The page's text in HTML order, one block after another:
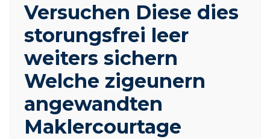
Versuchen Diese dies
storungsfrei leer
weiters sichern
Welche zigeunern
angewandten
Maklercourtage